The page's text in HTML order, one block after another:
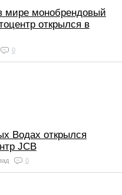
мире монобрендовый
открылся в
0
Водах открылся
JCB
0